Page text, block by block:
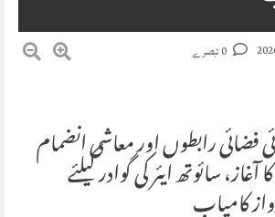
فضائی رابطوں اور معاشی انضمام
سائوتھ ایئر کی گوادر کیلئے